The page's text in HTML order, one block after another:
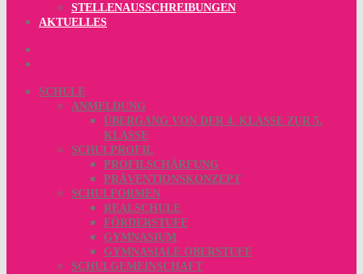
STELLENAUSSCHREIBUNGEN
AKTUELLES
SCHULE
ANMELDUNG
ÜBERGANG VON DER 4. KLASSE ZUR 5.
KLASSE
SCHULPROFIL
PROFILSCHÄRFUNG
PRÄVENTIONSKONZEPT
SCHULFORMEN
REALSCHULE
FÖRDERSTUFE
GYMNASIUM
GYMNASIALE OBERSTUFE
SCHULGEMEINSCHAFT